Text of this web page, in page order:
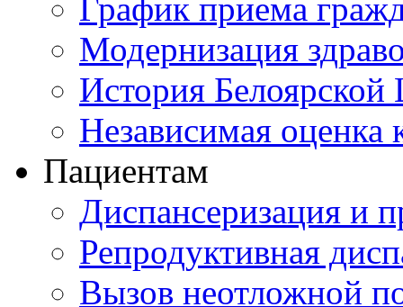
График приема
Модернизация
История
Независимая оценка
Пациентам
Диспансеризация и
Репродуктивная
Вызов неотложной